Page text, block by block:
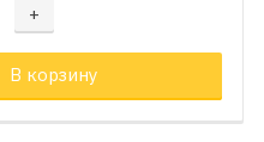
+
Добавляется...
В корзину
Добавлен